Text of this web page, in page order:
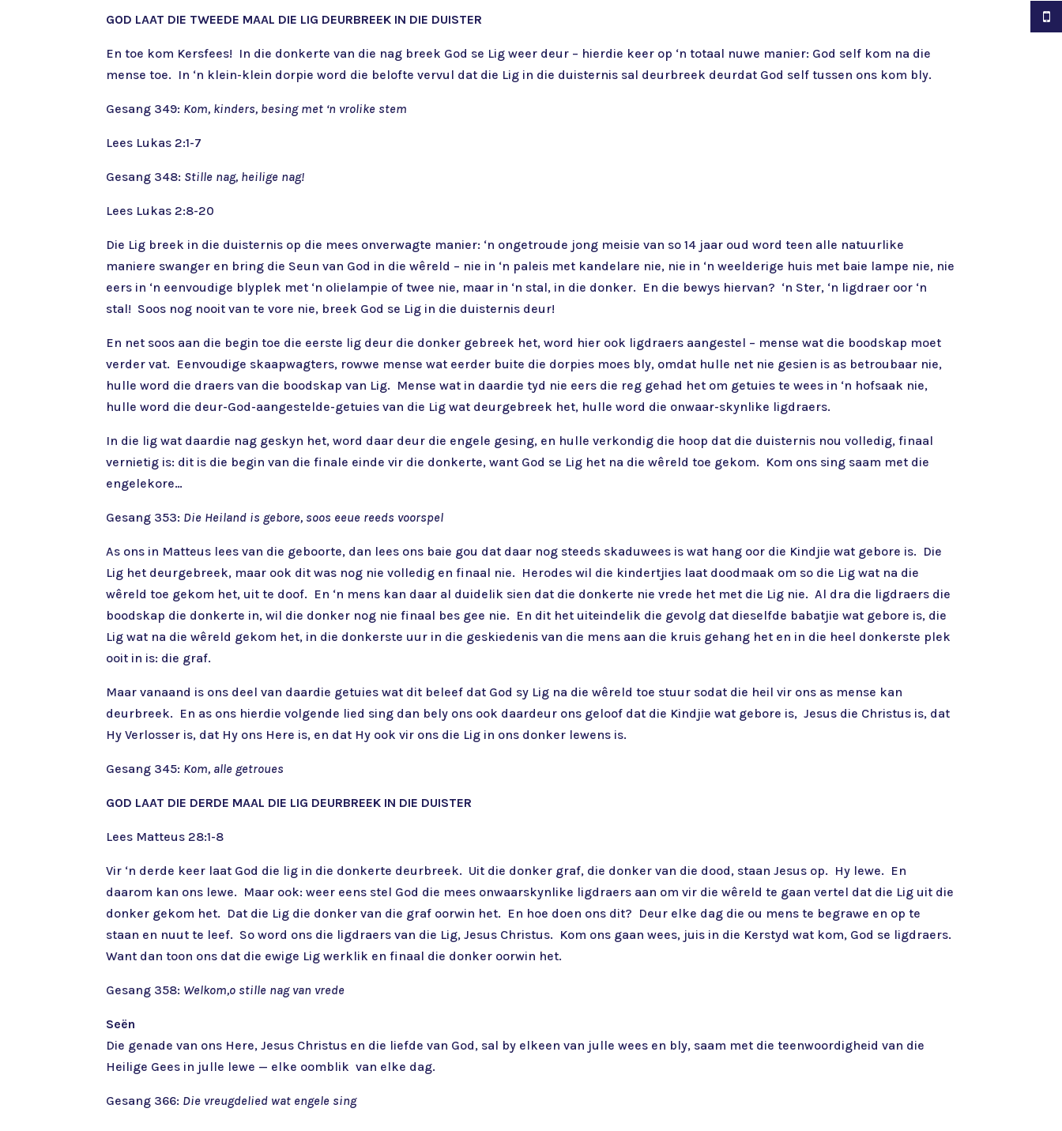
GOD LAAT DIE TWEEDE MAAL DIE LIG DEURBREEK IN DIE DUISTER
En toe kom Kersfees! In die donkerte van die nag breek God se Lig weer deur – hierdie keer op ‘n totaal nuwe manier: God self kom na die
mense toe. In ‘n klein-klein dorpie word die belofte vervul dat die Lig in die duisternis sal deurbreek deurdat God self tussen ons kom bly.
Gesang 349: Kom, kinders, besing met ‘n vrolike stem
Lees Lukas 2:1-7
Gesang 348: Stille nag, heilige nag!
Lees Lukas 2:8-20
Die Lig breek in die duisternis op die mees onverwagte manier: ‘n ongetroude jong meisie van so 14 jaar oud word teen alle natuurlike
maniere swanger en bring die Seun van God in die wêreld – nie in ‘n paleis met kandelare nie, nie in ‘n weelderige huis met baie lampe nie, nie
eers in ‘n eenvoudige blyplek met ‘n olielampie of twee nie, maar in ‘n stal, in die donker. En die bewys hiervan? ‘n Ster, ‘n ligdraer oor ‘n
stal! Soos nog nooit van te vore nie, breek God se Lig in die duisternis deur!
En net soos aan die begin toe die eerste lig deur die donker gebreek het, word hier ook ligdraers aangestel – mense wat die boodskap moet
verder vat. Eenvoudige skaapwagters, rowwe mense wat eerder buite die dorpies moes bly, omdat hulle net nie gesien is as betroubaar nie,
hulle word die draers van die boodskap van Lig. Mense wat in daardie tyd nie eers die reg gehad het om getuies te wees in ‘n hofsaak nie,
hulle word die deur-God-aangestelde-getuies van die Lig wat deurgebreek het, hulle word die onwaar-skynlike ligdraers.
In die lig wat daardie nag geskyn het, word daar deur die engele gesing, en hulle verkondig die hoop dat die duisternis nou volledig, finaal
vernietig is: dit is die begin van die finale einde vir die donkerte, want God se Lig het na die wêreld toe gekom. Kom ons sing saam met die
engelekore…
Gesang 353: Die Heiland is gebore, soos eeue reeds voorspel
As ons in Matteus lees van die geboorte, dan lees ons baie gou dat daar nog steeds skaduwees is wat hang oor die Kindjie wat gebore is. Die
Lig het deurgebreek, maar ook dit was nog nie volledig en finaal nie. Herodes wil die kindertjies laat doodmaak om so die Lig wat na die
wêreld toe gekom het, uit te doof. En ‘n mens kan daar al duidelik sien dat die donkerte nie vrede het met die Lig nie. Al dra die ligdraers die
boodskap die donkerte in, wil die donker nog nie finaal bes gee nie. En dit het uiteindelik die gevolg dat dieselfde babatjie wat gebore is, die
Lig wat na die wêreld gekom het, in die donkerste uur in die geskiedenis van die mens aan die kruis gehang het en in die heel donkerste plek
ooit in is: die graf.
Maar vanaand is ons deel van daardie getuies wat dit beleef dat God sy Lig na die wêreld toe stuur sodat die heil vir ons as mense kan
deurbreek. En as ons hierdie volgende lied sing dan bely ons ook daardeur ons geloof dat die Kindjie wat gebore is, Jesus die Christus is, dat
Hy Verlosser is, dat Hy ons Here is, en dat Hy ook vir ons die Lig in ons donker lewens is.
Gesang 345: Kom, alle getroues
GOD LAAT DIE DERDE MAAL DIE LIG DEURBREEK IN DIE DUISTER
Lees Matteus 28:1-8
Vir ‘n derde keer laat God die lig in die donkerte deurbreek. Uit die donker graf, die donker van die dood, staan Jesus op. Hy lewe. En
daarom kan ons lewe. Maar ook: weer eens stel God die mees onwaarskynlike ligdraers aan om vir die wêreld te gaan vertel dat die Lig uit die
donker gekom het. Dat die Lig die donker van die graf oorwin het. En hoe doen ons dit? Deur elke dag die ou mens te begrawe en op te
staan en nuut te leef. So word ons die ligdraers van die Lig, Jesus Christus. Kom ons gaan wees, juis in die Kerstyd wat kom, God se ligdraers.
Want dan toon ons dat die ewige Lig werklik en finaal die donker oorwin het.
Gesang 358: Welkom,o stille nag van vrede
Seën
Die genade van ons Here, Jesus Christus en die liefde van God, sal by elkeen van julle wees en bly, saam met die teenwoordigheid van die
Heilige Gees in julle lewe — elke oomblik van elke dag.
Gesang 366: Die vreugdelied wat engele sing